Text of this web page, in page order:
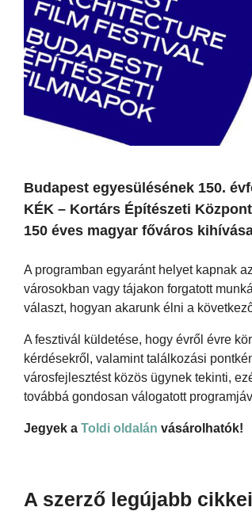
Budapest egyesülésének 150.
KÉK – Kortárs Építészeti
150 éves magyar főváros
A programban egyaránt helyet kapnak
városokban vagy tájakon forgatott
választ, hogyan akarunk élni a
A fesztivál küldetése, hogy évről évre
kérdésekről, valamint találkozási
városfejlesztést közös ügynek tekinti,
továbbá gondosan válogatott
Jegyek a Toldi oldalán vásárolhatók!
A szerző legújabb cikkei